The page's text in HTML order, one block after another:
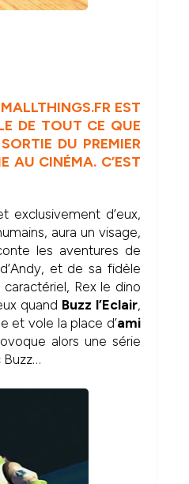
EST
DE TOUT CE QUE
DU PREMIER
AU CINÉMA. C’EST
exclusivement d’eux,
aura un visage,
les aventures de
et de sa fidèle
Rex le dino
quand Buzz l’Eclair,
et vole la place d’ami
alors une série
Buzz…